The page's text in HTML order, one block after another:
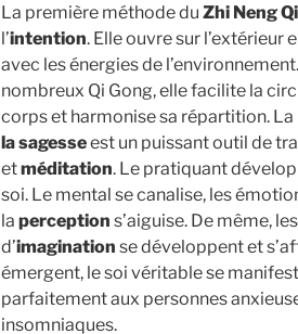
La première méthode du Zhi Neng
l’intention. Elle ouvre sur
avec les énergies de
nombreux Qi Gong, elle facilite la
corps et harmonise sa répartition.
la sagesseest un puissant outil de
etméditation. Le pratiquant
soi. Le mental se canalise, les
la perception s’aiguise. De même,
d’imagination se développent et
émergent, le soi véritable se
parfaitement aux personnes
insomniaques.